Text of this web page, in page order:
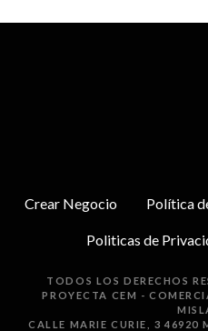
Crear Negocio Política
Politicas de
TODOS LOS DERECHOS
PROYECTA CEM -
CALLE MARIE CURIE, 3 46920